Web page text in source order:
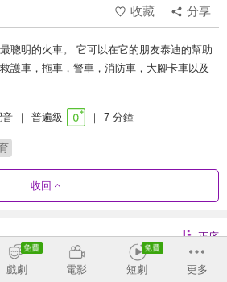
收藏
分享
聰明的火車。 它可以在它的朋友泰迪的幫助
護車，拖車，警車，消防車，大腳卡車以及
音 普遍級 7 分鐘
收回
正序
2季
戲劇 電影 短劇 更多